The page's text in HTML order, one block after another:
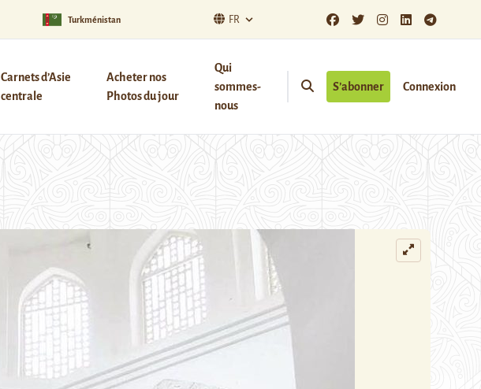
Turkménistan FR
Carnets d’Asie
centrale
Acheter nos
Photos du jour
Qui
sommes-
nous
S’abonner Connexion